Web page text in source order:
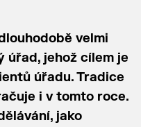
velmi
úřad, jehož cílem je
úřadu. Tradice
i v tomto roce.
jako